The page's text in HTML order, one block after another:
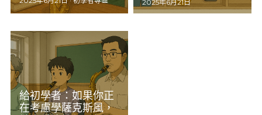
2025年6月21日
給初學者：如果你正
在考慮學薩克斯風，